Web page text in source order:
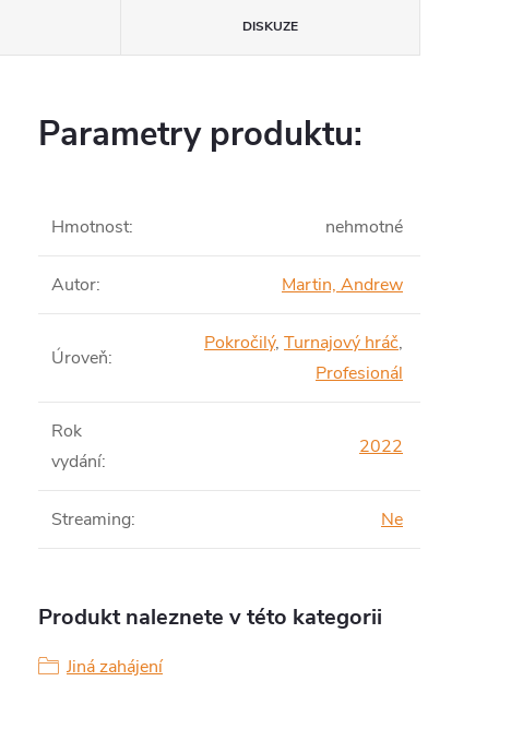
DISKUZE
Parametry produktu:
Hmotnost: nehmotné
Autor: Martin, Andrew
Úroveň:
Pokročilý, Turnajový hráč,
Profesionál
Rok
vydání:
2022
Streaming: Ne
Produkt naleznete v této kategorii
Jiná zahájení